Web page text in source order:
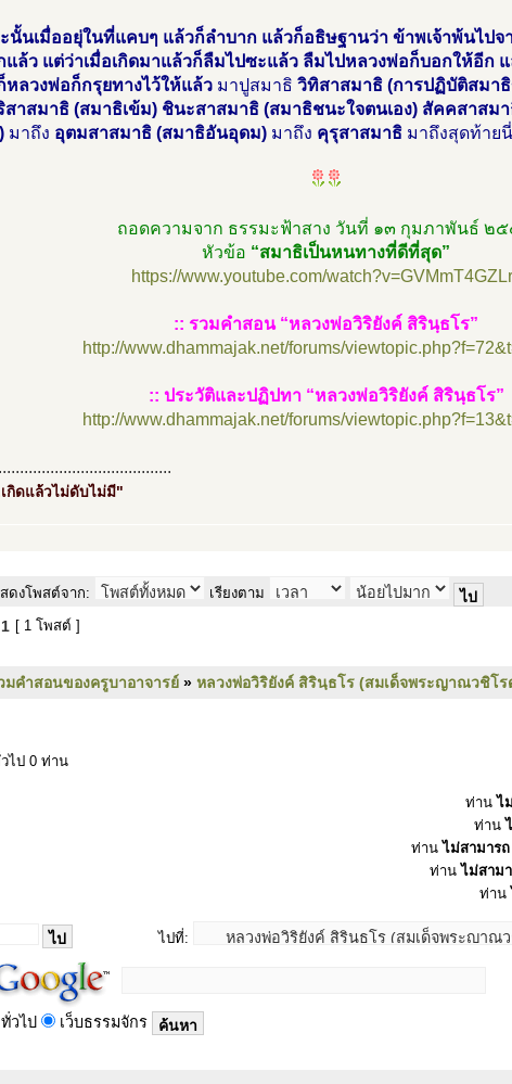
ะนั้นเมื่ออยุ่ในที่แคบๆ แล้วก็ลำบาก แล้วก็อธิษฐานว่า ข้าพเจ้าพ้นไปจ
แล้ว แต่ว่าเมื่อเกิดมาแล้วก็ลืมไปซะแล้ว ลืมไปหลวงพ่อก็บอกให้อีก
หลวงพ่อก็กรุยทางไว้ให้แล้ว มาปูสมาธิ วิทิสาสมาธิ (การปฏิบัติสมา
สาสมาธิ (สมาธิเข้ม) ชินะสาสมาธิ (สมาธิชนะใจตนเอง) สัคคสาสม
มาถึง อุตมสาสมาธิ (สมาธิอันอุดม) มาถึง คุรุสาสมาธิ มาถึงสุดท้าย
ถอดความจาก ธรรมะฟ้าสาง วันที่ ๑๓ กุมภาพันธ์ ๒
หัวข้อ “สมาธิเป็นหนทางที่ดีที่สุด”
https://www.youtube.com/
:: รวมคำสอน “หลวงพ่อวิริยังค์ สิรินฺธโร”
http://www.dhammajak.net/forums/
:: ประวัติและปฏิปทา “หลวงพ่อวิริยังค์ สิรินฺธโร”
http://www.dhammajak.net/forums/
กิดแล้วไม่ดับไม่มี"
ดงโพสต์จาก: เรียงตาม
1 [ 1 โพสต์ ]
มคำสอนของครูบาอาจารย์ » หลวงพ่อวิริยังค์ สิรินฺธโร (สมเด็จพระญาณวชิโร
ไป 0 ท่าน
ท่านไ
ท่าน
ท่านไม่สามารถ
ท่านไม่สาม
ท่าน
ไปที่:
ทั่วไป เว็บธรรมจักร